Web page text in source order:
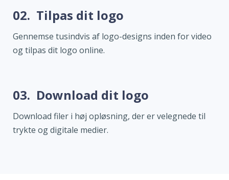
02. Tilpas dit logo
Gennemse tusindvis af logo-designs inden for video
og tilpas dit logo online.
03. Download dit logo
Download filer i høj opløsning, der er velegnede til
trykte og digitale medier.